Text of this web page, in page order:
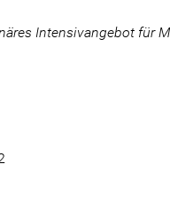
Intensivangebot für